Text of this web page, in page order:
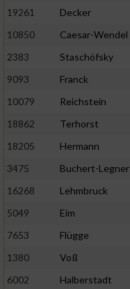
19261
Decker
10850
Caesar-Wendel
2383
Staschöfsky
9093
Franck
10079
Reichstein
18862
Terhorst
18205
Hermann
3475
Buchert-Legner
16268
Lehmbruck
5049
Eim
7653
Flügge
1380
Voß
6002
Halberstadt